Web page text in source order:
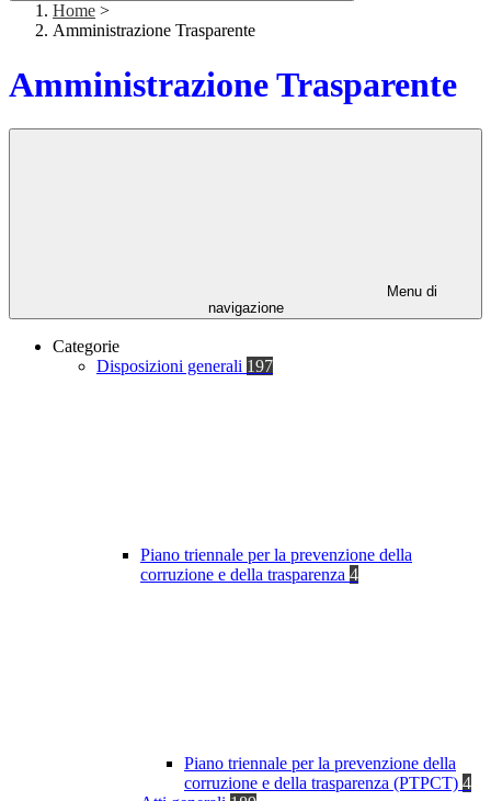
Home >
Amministrazione Trasparente
Amministrazione Trasparente
Menu di
navigazione
Categorie
Disposizioni generali 197
Piano triennale per la prevenzione della
corruzione e della trasparenza 4
Piano triennale per la prevenzione della
corruzione e della trasparenza (PTPCT) 4